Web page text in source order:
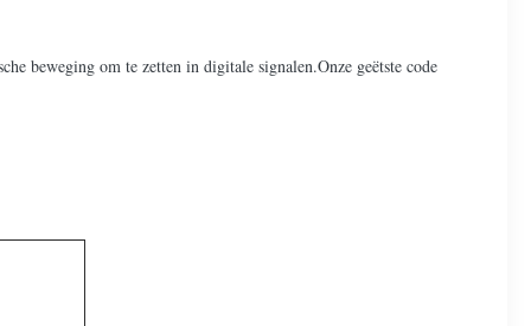
beweging om te zetten in digitale signalen.Onze geëtste code